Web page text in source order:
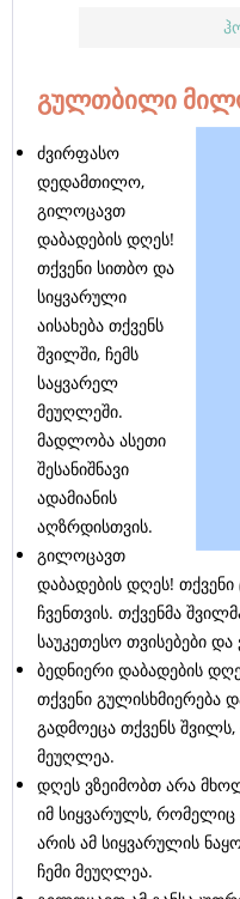
გულთბილი
ძვირფასო
დედამთილო,
გილოცავთ
დაბადების დღეს!
თქვენი სითბო და
სიყვარული
აისახება თქვენს
შვილში, ჩემს
საყვარელ
მეუღლეში.
მადლობა ასეთი
შესანიშნავი
ადამიანის
აღზრდისთვის.
გილოცავთ
დაბადების დღეს! თქვენი
ჩვენთვის. თქვენმა
საუკეთესო თვისებები
ბედნიერი დაბადების
თქვენი გულისხმიერება
გადმოეცა თქვენს
მეუღლეა.
დღეს ვზეიმობთ არა
იმ სიყვარულს, რომელიც
არის ამ სიყვარულის
ჩემი მეუღლეა.